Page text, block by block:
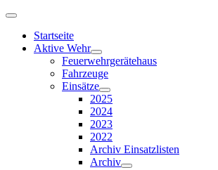
Startseite
Aktive Wehr
Feuerwehrgerätehaus
Fahrzeuge
Einsätze
2025
2024
2023
2022
Archiv Einsatzlisten
Archiv